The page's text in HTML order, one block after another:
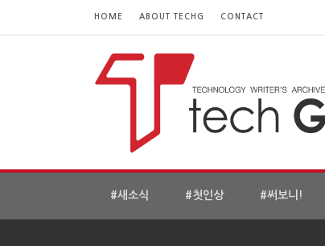
HOME ABOUT TECHG CONTACT
#새소식 #첫인상 #써보니!